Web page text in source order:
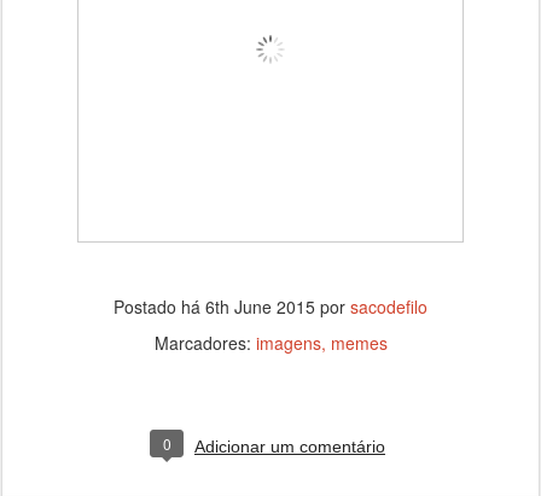
Postado há 6th June 2015 por sacodefilo
Marcadores: imagens memes
0 Adicionar um comentário